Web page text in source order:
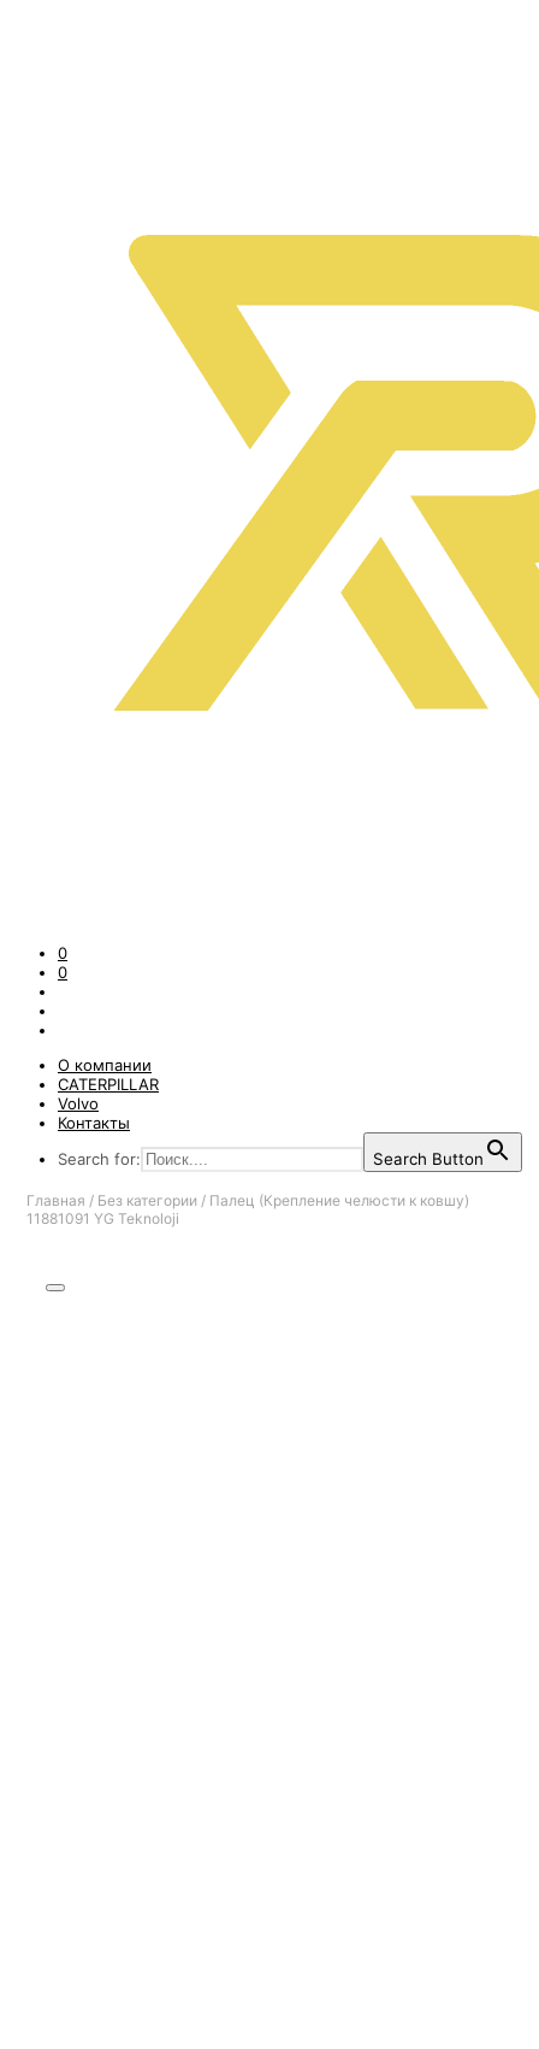
0
0
О компании
CATERPILLAR
Volvo
Контакты
Search for:
Search Button
Главная / Без категории / Палец (Крепление челюсти к ковшу)
11881091 YG Teknoloji